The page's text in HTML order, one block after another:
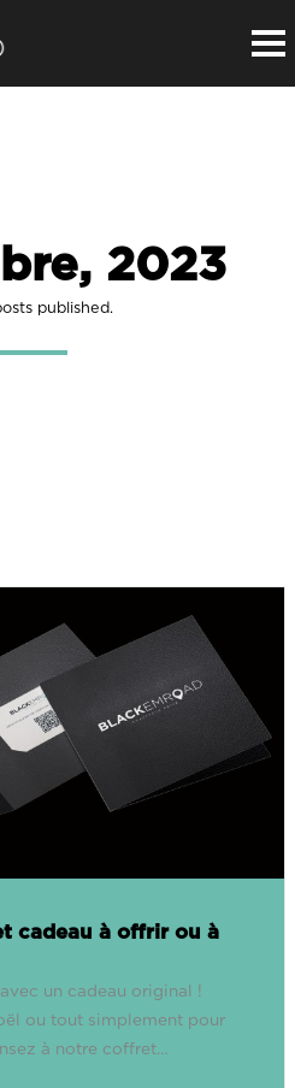
2023
published.
cadeau à offrir ou à
un cadeau original !
ou tout simplement pour
à notre coffret…